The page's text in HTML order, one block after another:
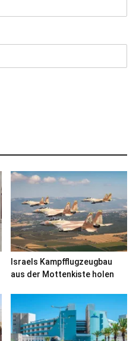
Israels Kampfflugzeugbau
aus der Mottenkiste holen